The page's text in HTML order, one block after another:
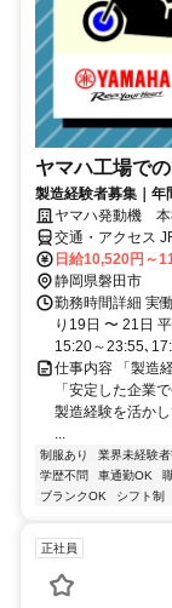
ヤマハ工場で
製造経験者募集｜
ヤマハ発動機 本
交通・アクセス
日給10,520円～
静岡県磐田市
勤務時間詳細 実
り19日 〜 21日
15:20～23:55､
仕事内容 「製造
「安定した企業
製造経験を活か
制服あり 業界未経験者
学歴不問
車通勤OK
ブランクOK
シフト制
正社員